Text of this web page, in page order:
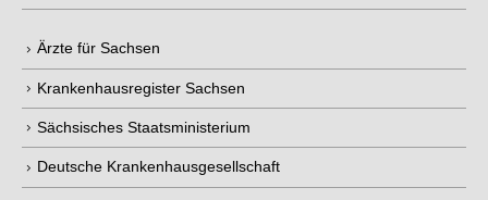
Ärzte für Sachsen
Krankenhausregister Sachsen
Sächsisches Staatsministerium
Deutsche Krankenhausgesellschaft